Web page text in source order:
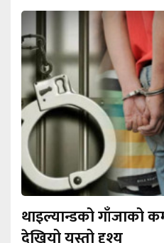
थाइल्यान्डको गाँजाको